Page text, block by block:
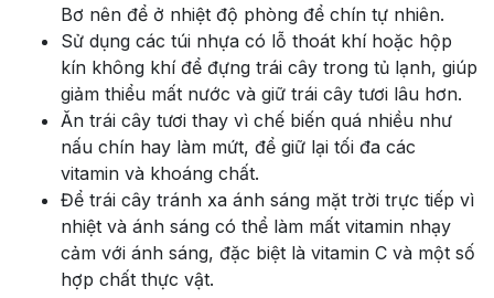
Bơ nên để ở nhiệt độ phòng để chín tự nhiên.
Sử dụng các túi nhựa có lỗ thoát khí hoặc hộp
kín không khí để đựng trái cây trong tủ lạnh, giúp
giảm thiểu mất nước và giữ trái cây tươi lâu hơn.
Ăn trái cây tươi thay vì chế biến quá nhiều như
nấu chín hay làm mứt, để giữ lại tối đa các
vitamin và khoáng chất.
Để trái cây tránh xa ánh sáng mặt trời trực tiếp vì
nhiệt và ánh sáng có thể làm mất vitamin nhạy
cảm với ánh sáng, đặc biệt là vitamin C và một số
hợp chất thực vật.